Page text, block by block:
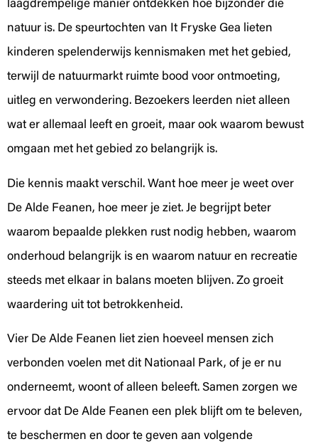
laagdrempelige manier ontdekken hoe bijzonder die
natuur is. De speurtochten van It Fryske Gea lieten
kinderen spelenderwijs kennismaken met het gebied,
terwijl de natuurmarkt ruimte bood voor ontmoeting,
uitleg en verwondering. Bezoekers leerden niet alleen
wat er allemaal leeft en groeit, maar ook waarom bewust
omgaan met het gebied zo belangrijk is.
Die kennis maakt verschil. Want hoe meer je weet over
De Alde Feanen, hoe meer je ziet. Je begrijpt beter
waarom bepaalde plekken rust nodig hebben, waarom
onderhoud belangrijk is en waarom natuur en recreatie
steeds met elkaar in balans moeten blijven. Zo groeit
waardering uit tot betrokkenheid.
Vier De Alde Feanen liet zien hoeveel mensen zich
verbonden voelen met dit Nationaal Park, of je er nu
onderneemt, woont of alleen beleeft. Samen zorgen we
ervoor dat De Alde Feanen een plek blijft om te beleven,
te beschermen en door te geven aan volgende